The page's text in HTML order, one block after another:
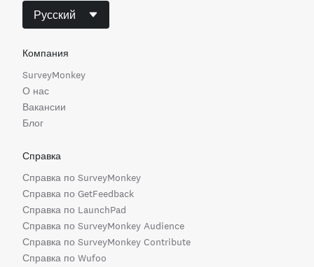
Русский
Компания
SurveyMonkey
О нас
Вакансии
Блог
Справка
Справка по SurveyMonkey
Справка по GetFeedback
Справка по LaunchPad
Справка по SurveyMonkey Audience
Справка по SurveyMonkey Contribute
Справка по Wufoo